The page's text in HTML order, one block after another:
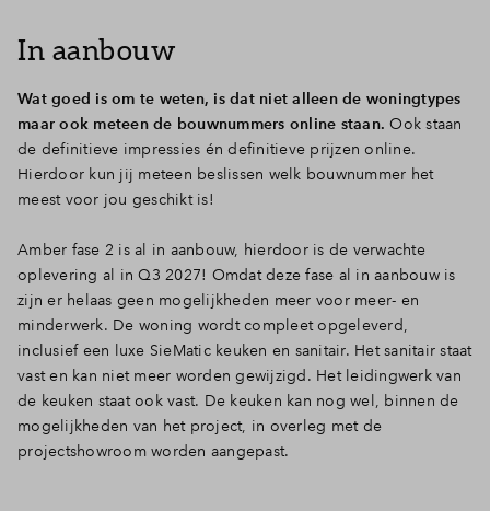
In aanbouw
Wat goed is om te weten, is dat niet alleen de woningtypes
maar ook meteen de bouwnummers online staan. Ook staan
de definitieve impressies én definitieve prijzen online.
Hierdoor kun jij meteen beslissen welk bouwnummer het
meest voor jou geschikt is!
Amber fase 2 is al in aanbouw, hierdoor is de verwachte
oplevering al in Q3 2027! Omdat deze fase al in aanbouw is
zijn er helaas geen mogelijkheden meer voor meer- en
minderwerk. De woning wordt compleet opgeleverd,
inclusief een luxe SieMatic keuken en sanitair. Het sanitair staat
vast en kan niet meer worden gewijzigd. Het leidingwerk van
de keuken staat ook vast. De keuken kan nog wel, binnen de
mogelijkheden van het project, in overleg met de
projectshowroom worden aangepast.